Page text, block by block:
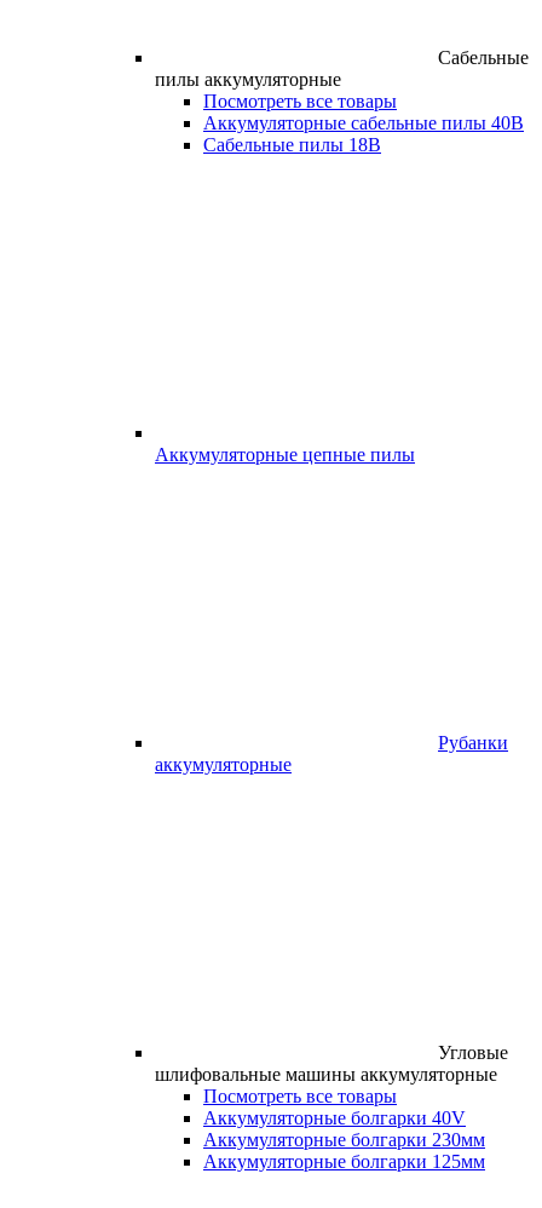
Сабельные
пилы аккумуляторные
Посмотреть все товары
Аккумуляторные сабельные пилы 40В
Сабельные пилы 18В
Аккумуляторные цепные пилы
Рубанки
аккумуляторные
Угловые
шлифовальные машины аккумуляторные
Посмотреть все товары
Аккумуляторные болгарки 40V
Аккумуляторные болгарки 230мм
Аккумуляторные болгарки 125мм